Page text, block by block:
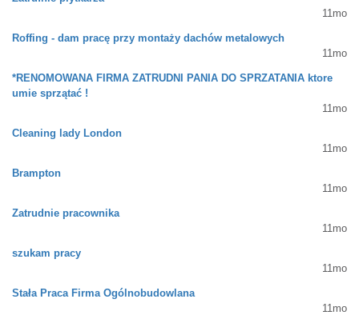
11mo
Roffing - dam pracę przy montaży dachów metalowych
11mo
*RENOMOWANA FIRMA ZATRUDNI PANIA DO SPRZATANIA ktore
umie sprzątać !
11mo
Cleaning lady London
11mo
Brampton
11mo
Zatrudnie pracownika
11mo
szukam pracy
11mo
Stała Praca Firma Ogólnobudowlana
11mo